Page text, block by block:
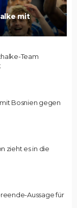
mit
Team
Bosnien gegen
zieht es in die
Aussage für